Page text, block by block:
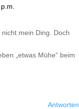
mein Ding. Doch
„etwas Mühe“ beim
Antworten